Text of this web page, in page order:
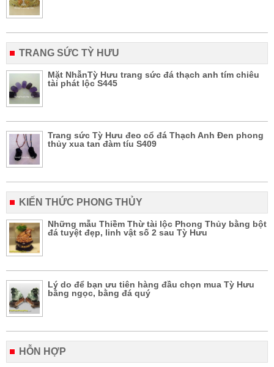
TRANG SỨC TỲ HƯU
Mặt NhẫnTỳ Hưu trang sức đá thạch anh tím chiêu
tài phát lộc S445
Trang sức Tỳ Hưu đeo cổ đá Thạch Anh Đen phong
thủy xua tan đàm tíu S409
KIẾN THỨC PHONG THỦY
Những mẫu Thiềm Thừ tài lộc Phong Thủy bằng bột
đá tuyệt đẹp, linh vật số 2 sau Tỳ Hưu
Lý do để bạn ưu tiên hàng đầu chọn mua Tỳ Hưu
bằng ngọc, bằng đá quý
HỖN HỢP